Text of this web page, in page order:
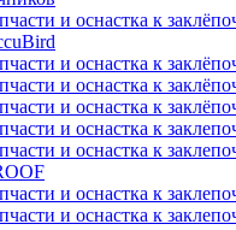
и оснастка к
и оснастка к
и оснастка к
и оснастка к
и оснастка к
и оснастка к
и оснастка к
и оснастка к